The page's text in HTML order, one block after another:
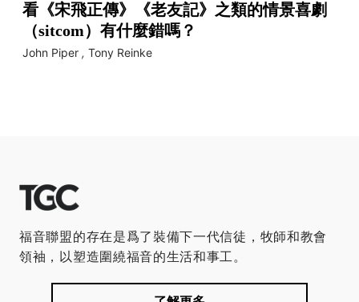
看《宋飛正傳》《老友記》之類的情景喜劇
（sitcom）有什麼錯嗎？
John Piper , Tony Reinke
福音聯盟的存在是爲了裝備下一代信徒，牧師和教會
領袖，以塑造圍繞福音的生活和事工。